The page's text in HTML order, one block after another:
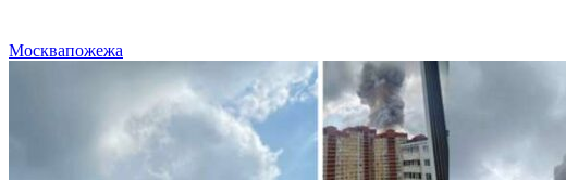
Москвапожежа